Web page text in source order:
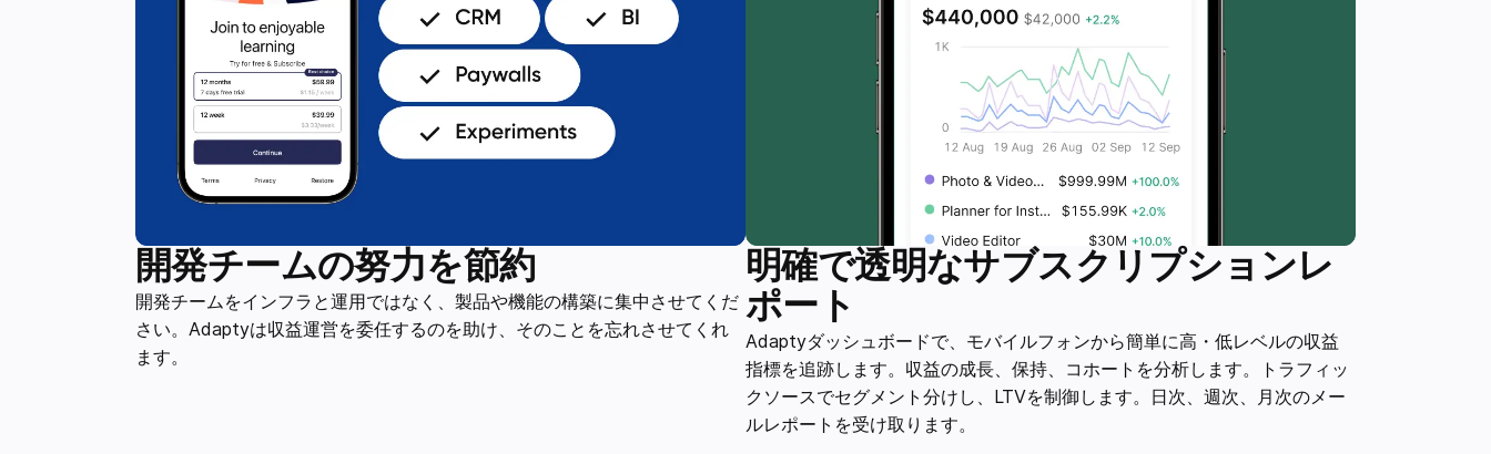
開発チームの努力を節約
開発チームをインフラと運用ではなく、製品や機能の構築に集中させてくだ
さい。Adaptyは収益運営を委任するのを助け、そのことを忘れさせてくれ
ます。
明確で透明なサブスクリプションレ
ポート
Adaptyダッシュボードで、モバイルフォンから簡単に高・低レベルの収益
指標を追跡します。収益の成長、保持、コホートを分析します。トラフィッ
クソースでセグメント分けし、LTVを制御します。日次、週次、月次のメー
ルレポートを受け取ります。